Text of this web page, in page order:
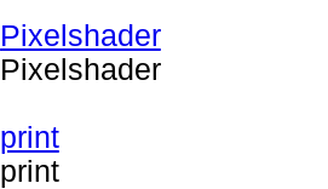
Pixelshader
Pixelshader
print
print